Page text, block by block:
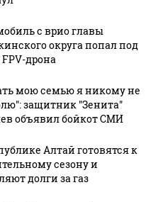
в
группой
"Домашние
районе
с врио главы
округа попал под
FPV-дрона
мою семью я никому не
защитник "Зенита"
объявил бойкот СМИ
Алтай готовятся к
сезону и
долги за газ